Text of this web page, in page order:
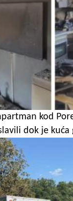
kod
dok je kuća